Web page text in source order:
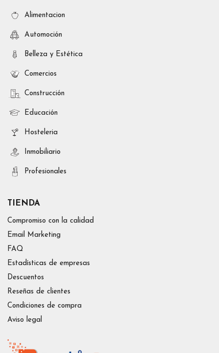
Alimentacion
Automoción
Belleza y Estética
Comercios
Construcción
Educación
Hosteleria
Inmobiliario
Profesionales
TIENDA
Compromiso con la calidad
Email Marketing
FAQ
Estadísticas de empresas
Descuentos
Reseñas de clientes
Condiciones de compra
Aviso legal